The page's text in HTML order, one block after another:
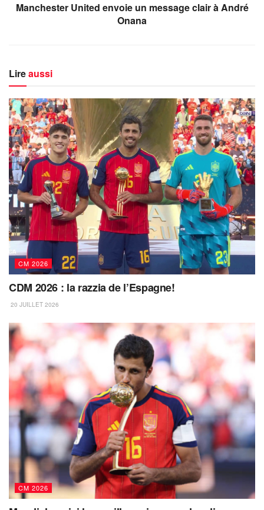
Manchester United envoie un message clair à André
Onana
Lireaussi
CM 2026
CDM 2026 : la razzia de l’Espagne!
20 JUILLET 2026
CM 2026